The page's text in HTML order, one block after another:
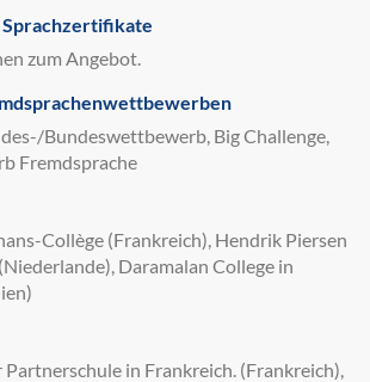
zum Angebot.
Bundeswettbewerb, Big Challenge,
Fremdsprache
Collège (Frankreich), Hendrik Piersen
Daramalan College in
in Frankreich. (Frankreich),